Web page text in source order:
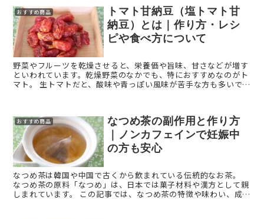
おすすめ商品
トマト甘納豆（塩トマト甘
納豆）とは｜作り方・レシ
ピや食べ方について
野菜やフルーツを乾燥させると、栄養価や旨味、甘さなどが増す
といわれています。乾燥野菜のなかでも、特におすすめなのがト
マト。 生トマトだと、酸味や青っぽい風味が苦手な方も多いです
おすすめ商品
なつめ茶の副作用と作り方
｜ノンカフェインで妊娠中
の方も安心
なつめ茶は韓国や中国で古くから飲まれている伝統的なお茶。
なつめ茶の原料「なつめ」は、日本では菓子材料や漢方として親
しまれています。 この記事では、なつめ茶の特徴や味わい、成分